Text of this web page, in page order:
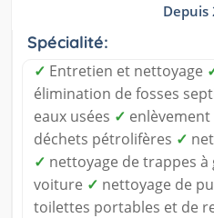
Depuis
Spécialité:
✓ Entretien et nettoyage
élimination de fosses
eaux usées ✓
déchets pétrolifères ✓
✓ nettoyage de trappes à
voiture ✓ nettoyage de
toilettes portables et de